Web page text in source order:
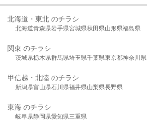
北海道・東北 のチラシ
北海道青森県岩手県宮城県秋田県山形県福島県
関東 のチラシ
茨城県栃木県群馬県埼玉県千葉県東京都神奈川県
甲信越・北陸 のチラシ
新潟県富山県石川県福井県山梨県長野県
東海 のチラシ
岐阜県静岡県愛知県三重県